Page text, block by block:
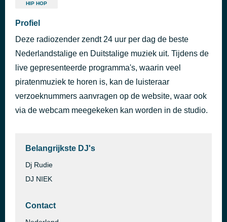
HIP HOP
Profiel
Deze radiozender zendt 24 uur per dag de beste
Nederlandstalige en Duitstalige muziek uit. Tijdens de
live gepresenteerde programma's, waarin veel
piratenmuziek te horen is, kan de luisteraar
verzoeknummers aanvragen op de website, waar ook
via de webcam meegekeken kan worden in de studio.
Belangrijkste DJ's
Dj Rudie
DJ NIEK
Contact